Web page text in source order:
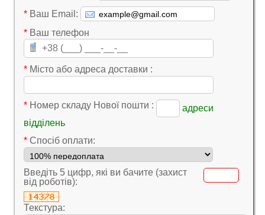
* Ваш Email:
* Ваш телефон
* Місто або адреса доставки :
* Номер складу Нової пошти :
адреси
відділень
* Cпосіб оплати:
Введіть 5 цифр, які ви бачите (захист
від роботів):
Текстура: